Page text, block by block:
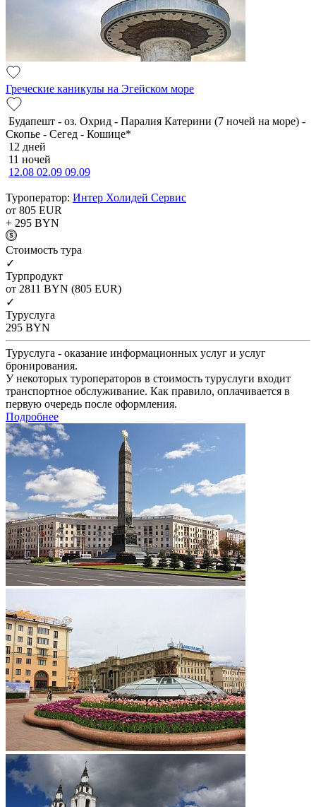
Греческие каникулы на Эгейском море
Будапешт - оз. Охрид - Паралия Катерини (7 ночей на море) -
Скопье - Сегед - Кошице*
12 дней
11 ночей
12.08 02.09 09.09
Туроператор: Интер Холидей Сервис
от 805 EUR
+ 295 BYN
Cтоимость тура
✓
Турпродукт
от 2811 BYN (805 EUR)
✓
Туруслуга
295 BYN
Туруслуга - оказание информационных услуг и услуг
бронирования.
У некоторых туроператоров в стоимость туруслуги входит
транспортное обслуживание. Как правило, оплачивается в
первую очередь после оформления.
Подробнее